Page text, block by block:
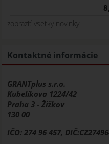
zobraziť vsetky novinky
Kontaktné informácie
GRANTplus s.r.o.
Kubelíkova 1224/42
Praha 3 - Žižkov
130 00
IČO: 274 96 457,